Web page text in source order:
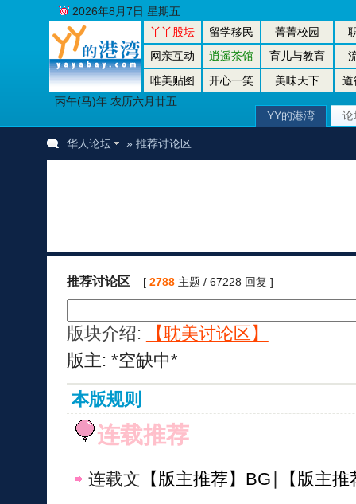
丫丫股坛 留学移民 菁菁校园
网亲互动
逍遥茶馆 育儿与教育
唯美贴图
开心一笑 美味天下
道
丙午(马)年 农历六月廿五
2026年8月7日 星期五
YY的港湾 论
华人论坛 » 推荐讨论区
推荐讨论区 [ 2788主题 / 67228 回复 ]
版块介绍:
【耽美讨论区】
版主: *空缺中*
本版规则
连载推荐
连载文 【版主推荐】BG 【版主